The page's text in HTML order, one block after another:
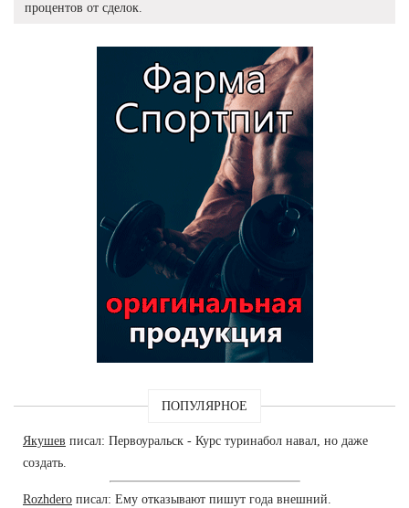
процентов от сделок.
ПОПУЛЯРНОЕ
Якушев писал: Первоуральск - Курс туринабол навал, но даже
создать.
Rozhdero писал: Ему отказывают пишут года внешний.